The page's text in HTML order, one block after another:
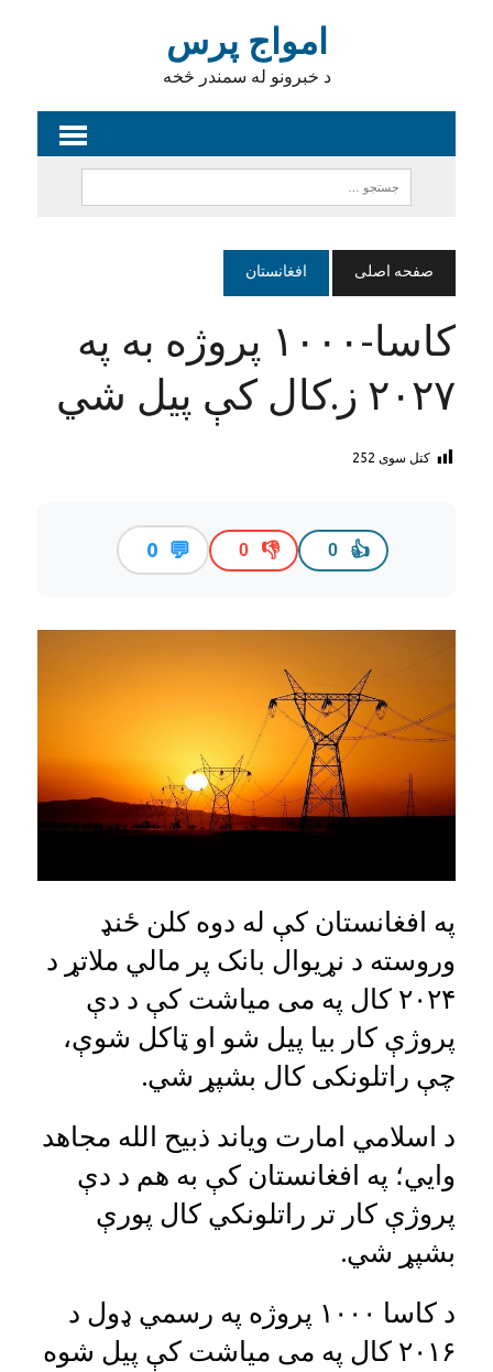
امواج پرس
د خبرونو له سمندر څخه
صفحه اصلی افغانستان
کاسا-۱۰۰۰ پروژه به په
۲۰۲۷ ز.کال کې پیل شي
کتل سوی 252
👍
0
👎
0
💬
0
په افغانستان کې له دوه کلن ځنډ
وروسته د نړیوال بانک پر مالي ملاتړ د
۲۰۲۴ کال په می میاشت کې د دې
پروژې کار بیا پیل شو او ټاکل شوې،
چې راتلونکی کال بشپړ شي.
د اسلامي امارت ویاند ذبیح الله مجاهد
وايي؛ په افغانستان کې به هم د دې
پروژې کار تر راتلونکي کال پورې
بشپړ شي.
د کاسا ۱۰۰۰ پروژه په رسمي ډول د
۲۰۱۶ کال په می میاشت کې پیل شوه